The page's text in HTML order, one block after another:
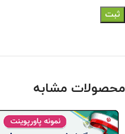
محصولات مشابه